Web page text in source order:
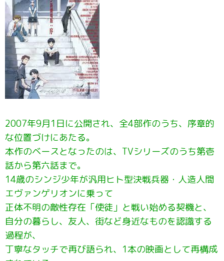
2007年9月1日に公開され、全4部作のうち、序章的
な位置づけにあたる。
本作のベースとなったのは、TVシリーズのうち第壱
話から第六話まで。
14歳のシンジ少年が汎用ヒト型決戦兵器・人造人間
エヴァンゲリオンに乗って
正体不明の敵性存在「使徒」と戦い始める契機と、
自分の暮らし、友人、街など身近なものを認識する
過程が、
丁寧なタッチで再び語られ、1本の映画として再構成